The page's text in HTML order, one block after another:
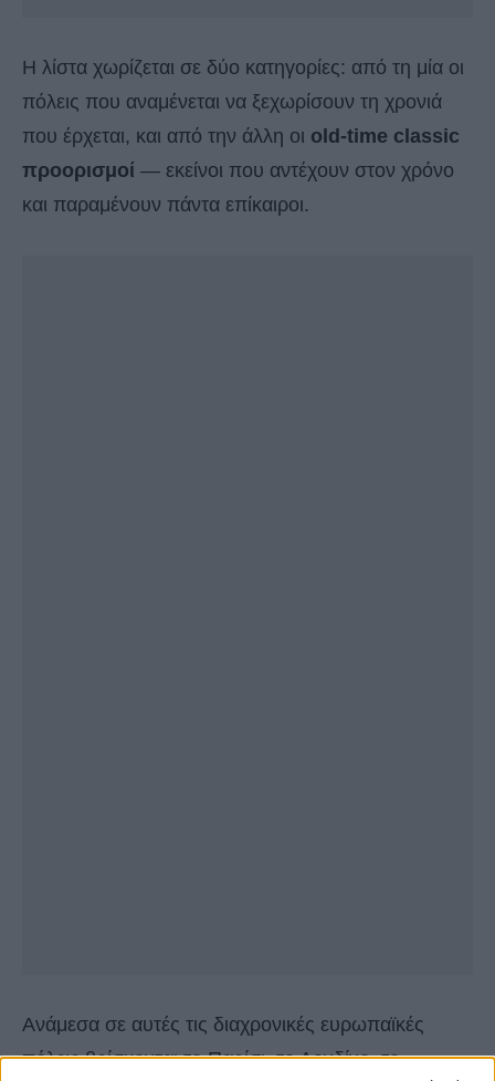
Η λίστα χωρίζεται σε δύο κατηγορίες: από τη μία οι
πόλεις που αναμένεται να ξεχωρίσουν τη χρονιά
που έρχεται, και από την άλλη οι old-time classic
προορισμοί — εκείνοι που αντέχουν στον χρόνο
και παραμένουν πάντα επίκαιροι.
Ανάμεσα σε αυτές τις διαχρονικές ευρωπαϊκές
πόλεις βρίσκονται το Παρίσι, το Λονδίνο, το